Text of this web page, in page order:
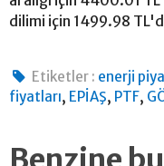
dilimi için 1499.98
Etiketler : enerji
fiyatları, EPİAŞ, PTF,